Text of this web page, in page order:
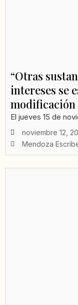
“Otras
intereses se
modificación
El jueves 15 de
noviembre 12,
Mendoza